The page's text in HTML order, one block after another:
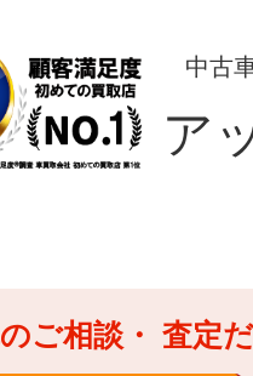
中古
ア
ご相談・ 査定